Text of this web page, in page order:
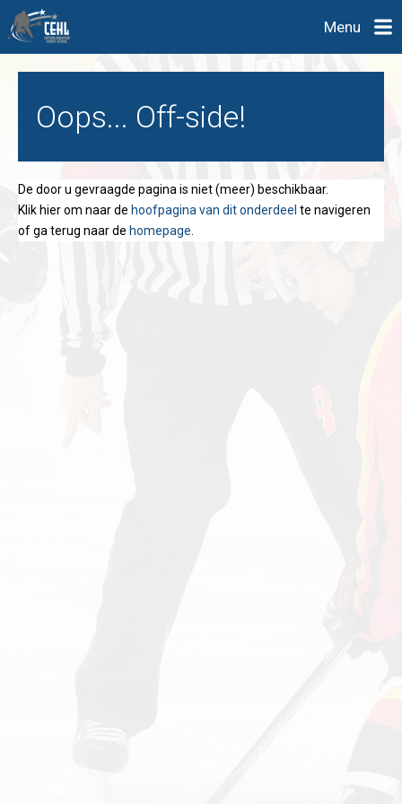
Menu
Oops... Off-side!
De door u gevraagde pagina is niet (meer) beschikbaar.
Klik hier om naar de hoofpagina van dit onderdeel te navigeren
of ga terug naar de homepage